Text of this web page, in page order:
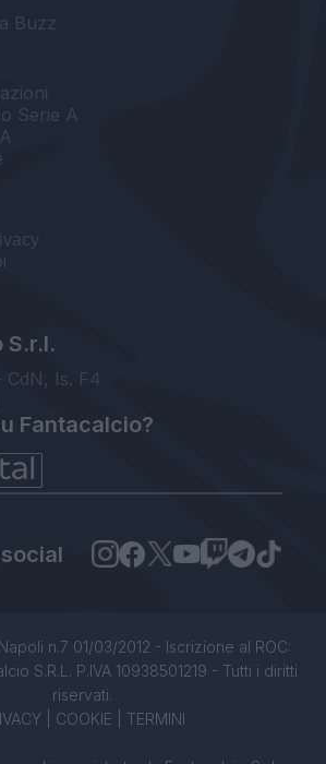
Buzz
Serie A
S.r.l.
CdN, Is. F4
Fantacalcio?
n.7 01/03/2012 - Iscrizione al ROC:
S.R.L. P.IVA 10938501219 - Tutti i diritti
riservati.
| COOKIE TERMINI